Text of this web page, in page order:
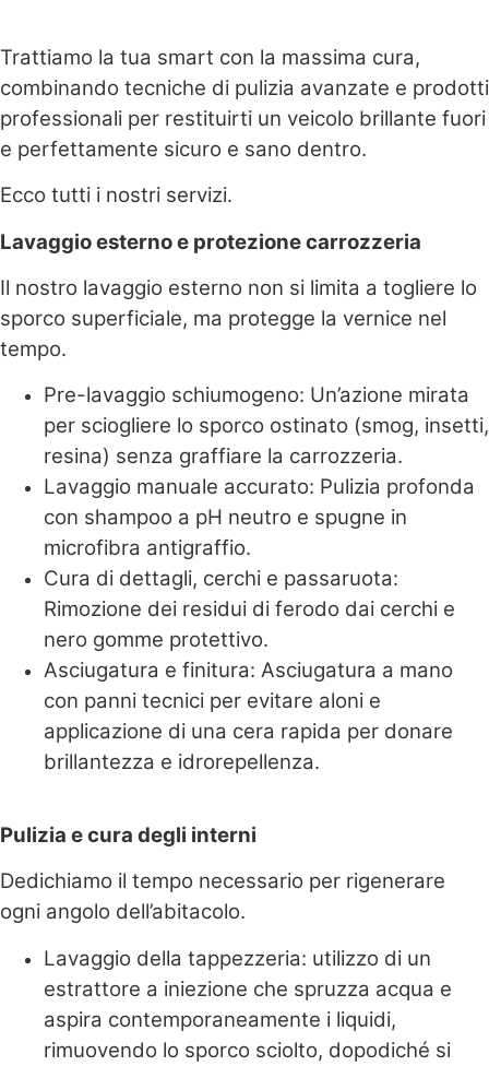
Trattiamo la tua smart con la massima cura,
combinando tecniche di pulizia avanzate e prodotti
professionali per restituirti un veicolo brillante fuori
e perfettamente sicuro e sano dentro.
Ecco tutti i nostri servizi.
Lavaggio esterno e protezione carrozzeria
Il nostro lavaggio esterno non si limita a togliere lo
sporco superficiale, ma protegge la vernice nel
tempo.
Pre-lavaggio schiumogeno: Un’azione mirata
per sciogliere lo sporco ostinato (smog, insetti,
resina) senza graffiare la carrozzeria.
Lavaggio manuale accurato: Pulizia profonda
con shampoo a pH neutro e spugne in
microfibra antigraffio.
Cura di dettagli, cerchi e passaruota:
Rimozione dei residui di ferodo dai cerchi e
nero gomme protettivo.
Asciugatura e finitura: Asciugatura a mano
con panni tecnici per evitare aloni e
applicazione di una cera rapida per donare
brillantezza e idrorepellenza.
Pulizia e cura degli interni
Dedichiamo il tempo necessario per rigenerare
ogni angolo dell’abitacolo.
Lavaggio della tappezzeria: utilizzo di un
estrattore a iniezione che spruzza acqua e
aspira contemporaneamente i liquidi,
rimuovendo lo sporco sciolto, dopodiché si